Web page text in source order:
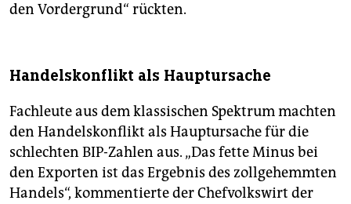
den Vordergrund“ rückten.
Handelskonflikt als Hauptursache
Fachleute aus dem klassischen Spektrum machten
den Handelskonflikt als Hauptursache für die
schlechten BIP-Zahlen aus. „Das fette Minus bei
den Exporten ist das Ergebnis des zollgehemmten
Handels“, kommentierte der Chefvolkswirt der